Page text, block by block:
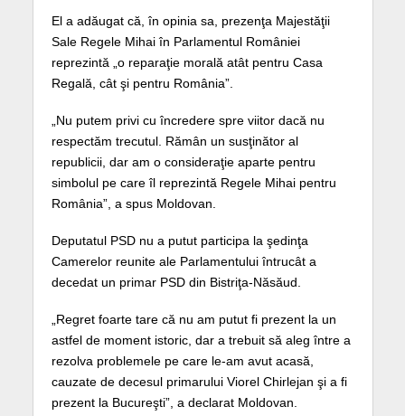
El a adăugat că, în opinia sa, prezenţa Majestăţii
Sale Regele Mihai în Parlamentul României
reprezintă „o reparaţie morală atât pentru Casa
Regală, cât şi pentru România”.
„Nu putem privi cu încredere spre viitor dacă nu
respectăm trecutul. Rămân un susţinător al
republicii, dar am o consideraţie aparte pentru
simbolul pe care îl reprezintă Regele Mihai pentru
România”, a spus Moldovan.
Deputatul PSD nu a putut participa la şedinţa
Camerelor reunite ale Parlamentului întrucât a
decedat un primar PSD din Bistriţa-Năsăud.
„Regret foarte tare că nu am putut fi prezent la un
astfel de moment istoric, dar a trebuit să aleg între a
rezolva problemele pe care le-am avut acasă,
cauzate de decesul primarului Viorel Chirlejan şi a fi
prezent la Bucureşti”, a declarat Moldovan.